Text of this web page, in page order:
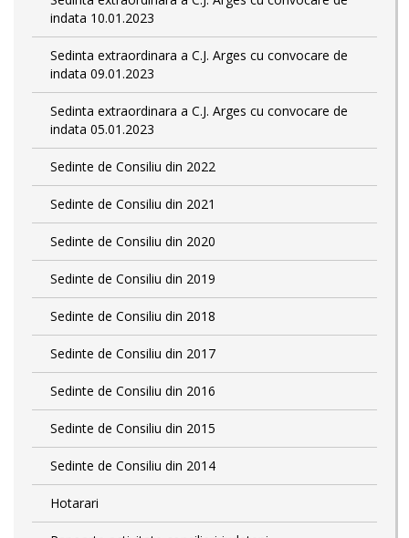
indata 10.01.2023
Sedinta extraordinara a C.J. Arges cu convocare de
indata 09.01.2023
Sedinta extraordinara a C.J. Arges cu convocare de
indata 05.01.2023
Sedinte de Consiliu din 2022
Sedinte de Consiliu din 2021
Sedinte de Consiliu din 2020
Sedinte de Consiliu din 2019
Sedinte de Consiliu din 2018
Sedinte de Consiliu din 2017
Sedinte de Consiliu din 2016
Sedinte de Consiliu din 2015
Sedinte de Consiliu din 2014
Hotarari